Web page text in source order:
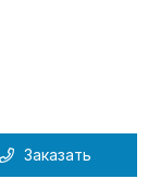
Заказать